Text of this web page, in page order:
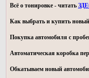
Всё о тонировке - читать
Как выбрать и купить
Покупка автомобиля с
Автоматическая коробка
Обкатываем новый